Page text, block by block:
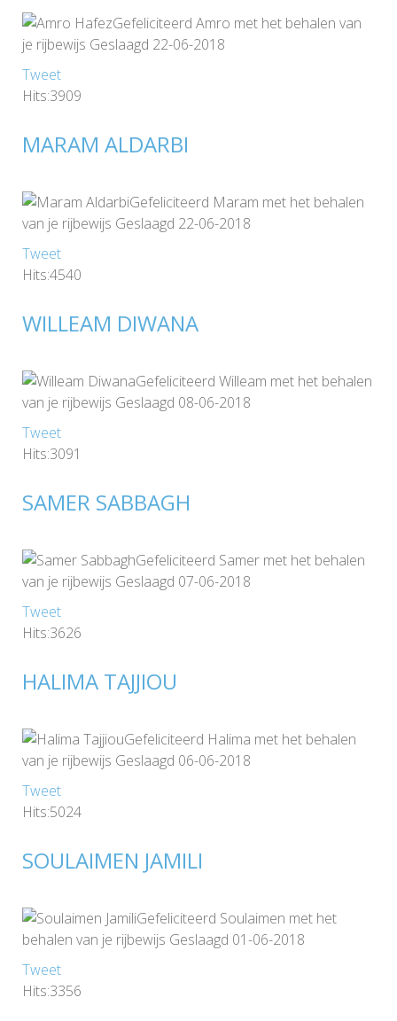
Gefeliciteerd Amro met het behalen van
je rijbewijs Geslaagd 22-06-2018
Tweet
Hits:3909
MARAM ALDARBI
Gefeliciteerd Maram met het behalen
van je rijbewijs Geslaagd 22-06-2018
Tweet
Hits:4540
WILLEAM DIWANA
Gefeliciteerd Willeam met het behalen
van je rijbewijs Geslaagd 08-06-2018
Tweet
Hits:3091
SAMER SABBAGH
Gefeliciteerd Samer met het behalen
van je rijbewijs Geslaagd 07-06-2018
Tweet
Hits:3626
HALIMA TAJJIOU
Gefeliciteerd Halima met het behalen
van je rijbewijs Geslaagd 06-06-2018
Tweet
Hits:5024
SOULAIMEN JAMILI
Gefeliciteerd Soulaimen met het
behalen van je rijbewijs Geslaagd 01-06-2018
Tweet
Hits:3356